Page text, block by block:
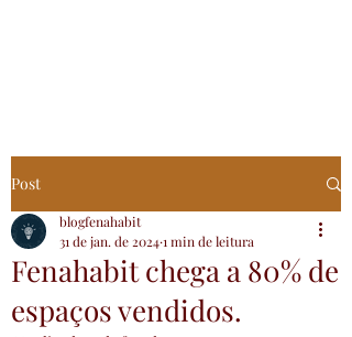
Post
Fenahabit chega a 80% de
espaços vendidos.
blogfenahabit
31 de jan. de 20241 min de leitura